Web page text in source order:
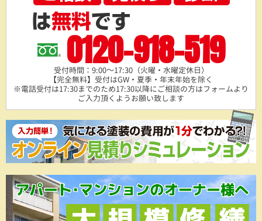
0120-918-519
受付時間：9:00～17:30（火曜・水曜定休日）
【完全無料】受付はGW・夏季・年末年始を除く
※電話受付は17:30までのため17:30以降にご相談の方はフォームより
ご入力頂くようお願い致します